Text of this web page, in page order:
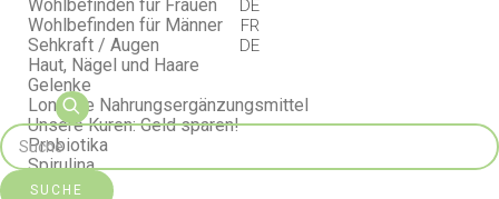
DE
FR
DE
SUCHE
Wohlbefinden für Frauen
Wohlbefinden für Männer
Sehkraft / Augen
Haut, Nägel und Haare
Gelenke
Longline Nahrungsergänzungsmittel
Unsere Kuren: Geld sparen!
Probiotika
Spirulina
Safrabiol